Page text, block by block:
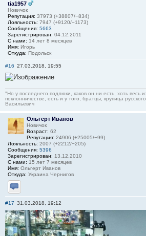
tia1957
Новичок
Репутация: 37973 (+38807/−834)
Лояльность: 7947 (+9120/−1173)
Сообщения: 5663
Зарегистрирован: 04.12.2011
С нами: 14 лет 8 месяцев
Имя: Игорь
Откуда: Подольск
#16 27.03.2018, 19:55
"Но у последнего подлюки, каков он ни есть, хоть весь
поклонничестве, есть и у того, братцы, крупица
Васильевич
Ольгерт Иванов
Новичок
Возраст: 62
Репутация: 24906 (+25005/−99)
Лояльность: 2007 (+2212/−205)
Сообщения: 5396
Зарегистрирован: 13.12.2010
С нами: 15 лет 7 месяцев
Имя: Ольгерт Иванов
Откуда: Украина Чернигов
Отправить личное сообщение
#17 31.03.2018, 19:12